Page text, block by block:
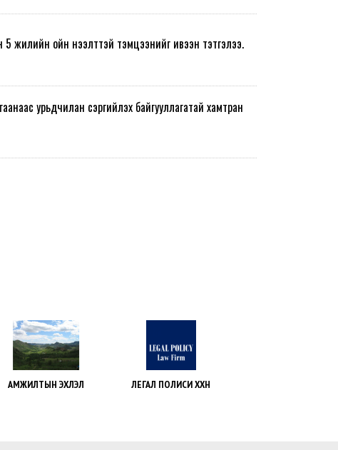
тэмцээнийг ивээн
жилийн ойн нээлттэй тэмцээнийг ивээн тэтгэлээ.
урьдчилан сэргийлэх байгууллагатай хамтран
ЛЕГАЛ ПОЛИСИ ХХН МҮХАҮТ